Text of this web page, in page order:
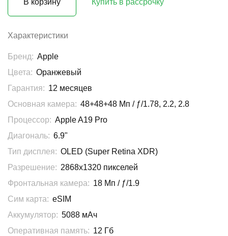
В корзину Купить в рассрочку
Характеристики
Бренд: Apple
Цвета: Оранжевый
Гарантия: 12 месяцев
Основная камера: 48+48+48 Мп / ƒ/1.78, 2.2, 2.8
Процессор: Apple A19 Pro
Диагональ: 6.9"
Тип дисплея: OLED (Super Retina XDR)
Разрешение: 2868x1320 пикселей
Фронтальная камера: 18 Мп / ƒ/1.9
Сим карта: eSIM
Аккумулятор: 5088 мАч
Оперативная память: 12 Гб